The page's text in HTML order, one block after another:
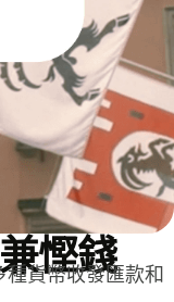
慳錢
貨幣收發匯款和